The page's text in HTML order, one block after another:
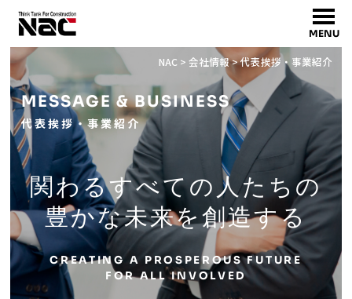
MENU
NAC >会社情報>代表挨拶・事業紹介
MESSAGE & BUSINESS
代表挨拶・事業紹介
関わるすべての人たちの
豊かな未来を創造する
CREATING A PROSPEROUS FUTURE
FOR ALL INVOLVED